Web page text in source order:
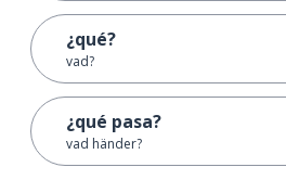
¿qué?
vad?
¿qué pasa?
vad händer?